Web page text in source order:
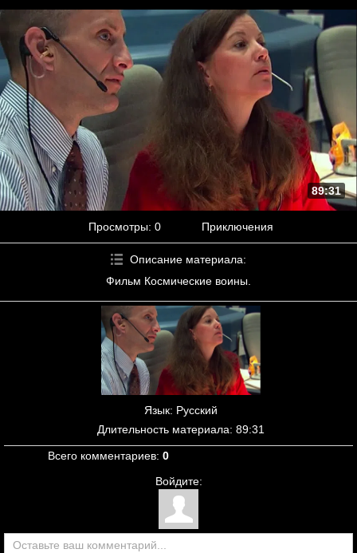
89:31
Просмотры: 0 Приключения
Описание материала:
Фильм Космические воины.
Язык: Русский
Длительность материала: 89:31
Всего комментариев: 0
Войдите: